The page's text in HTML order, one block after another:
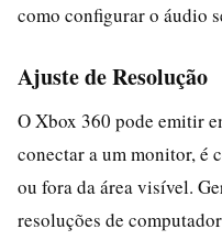
como configurar o áudio
Ajuste de Resolução
O Xbox 360 pode emitir
conectar a um monitor, é
ou fora da área visível.
resoluções de